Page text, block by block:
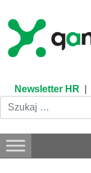
content
Newsletter HR